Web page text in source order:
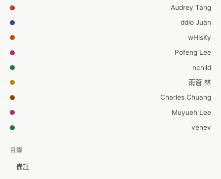
Audrey Tang
ddio Juan
wHisKy
Pofeng Lee
nchild
雨蒼 林
Charles Chuang
Muyueh Lee
venev
目錄
備註